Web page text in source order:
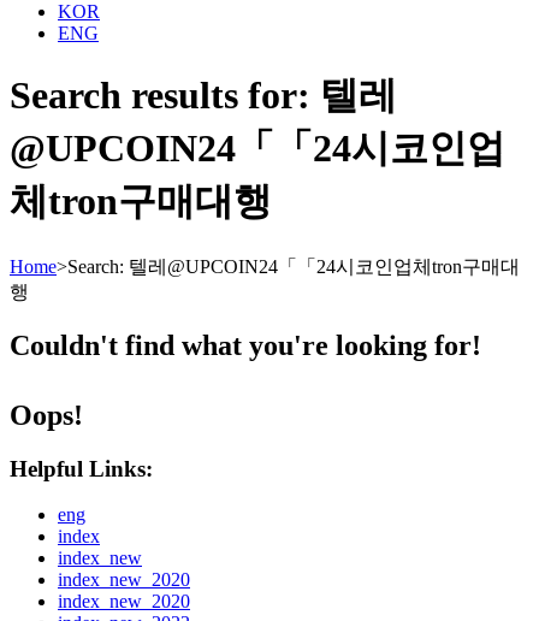
KOR
ENG
Search results for: 텔레
@UPCOIN24「「24시코인업
체tron구매대행
Home>Search: 텔레@UPCOIN24「「24시코인업체tron구매대
행
Couldn't find what you're looking for!
Oops!
Helpful Links:
eng
index
index_new
index_new_2020
index_new_2020